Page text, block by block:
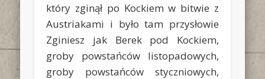
który zginął po Kockiem w bitwie z
Austriakami i było tam przysłowie
Zginiesz jak Berek pod Kockiem,
groby powstańców listopadowych,
groby powstańców styczniowych,